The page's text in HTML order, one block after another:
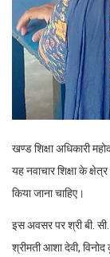
खण्ड शिक्षा अधिकारी
यह नवाचार शिक्षा के
किया जाना चाहिए।
इस अवसर पर श्री बी. सी.
श्रीमती आशा देवी,